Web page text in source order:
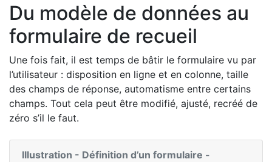
Du modèle de données au
formulaire de recueil
Une fois fait, il est temps de bâtir le formulaire vu par
l’utilisateur : disposition en ligne et en colonne, taille
des champs de réponse, automatisme entre certains
champs. Tout cela peut être modifié, ajusté, recréé de
zéro s’il le faut.
Illustration - Définition d’un formulaire -